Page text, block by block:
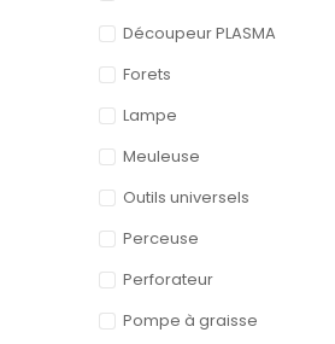
Découpeur PLASMA
Forets
Lampe
Meuleuse
Outils universels
Perceuse
Perforateur
Pompe à graisse